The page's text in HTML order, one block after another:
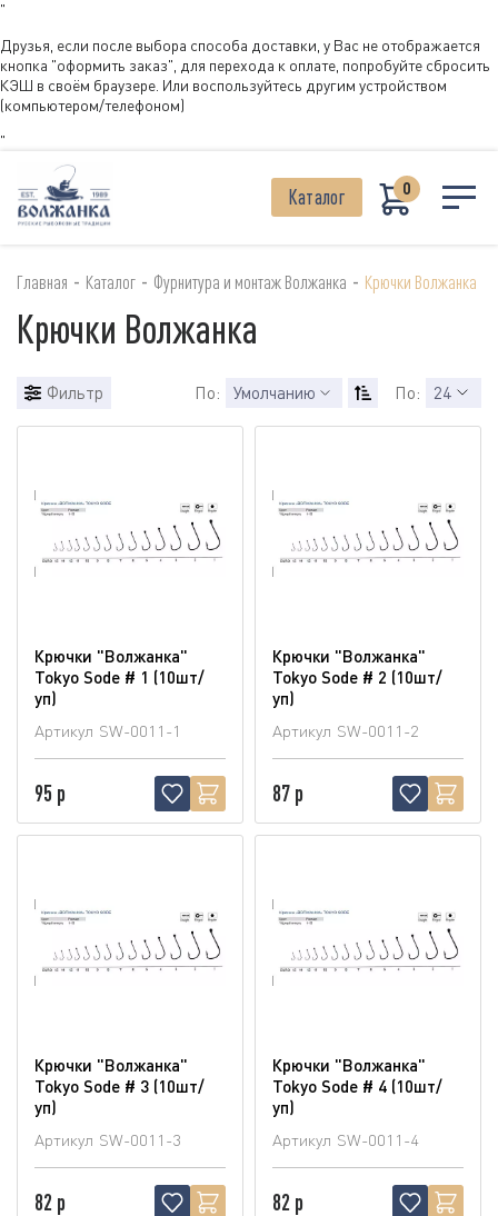
"
Друзья, если после выбора способа доставки, у Вас не отображается
кнопка "оформить заказ", для перехода к оплате, попробуйте сбросить
КЭШ в своём браузере. Или воспользуйтесь другим устройством
(компьютером/телефоном)
"
Каталог 0
Главная - Каталог - Фурнитура и монтаж Волжанка - Крючки Волжанка
Крючки Волжанка
Фильтр По: Умолчанию По: 24
Крючки "Волжанка"
Tokyo Sode # 1 (10шт/
уп)
Артикул SW-0011-1
95 р
Крючки "Волжанка"
Tokyo Sode # 2 (10шт/
уп)
Артикул SW-0011-2
87 р
Крючки "Волжанка"
Tokyo Sode # 3 (10шт/
уп)
Артикул SW-0011-3
82 р
Крючки "Волжанка"
Tokyo Sode # 4 (10шт/
уп)
Артикул SW-0011-4
82 р